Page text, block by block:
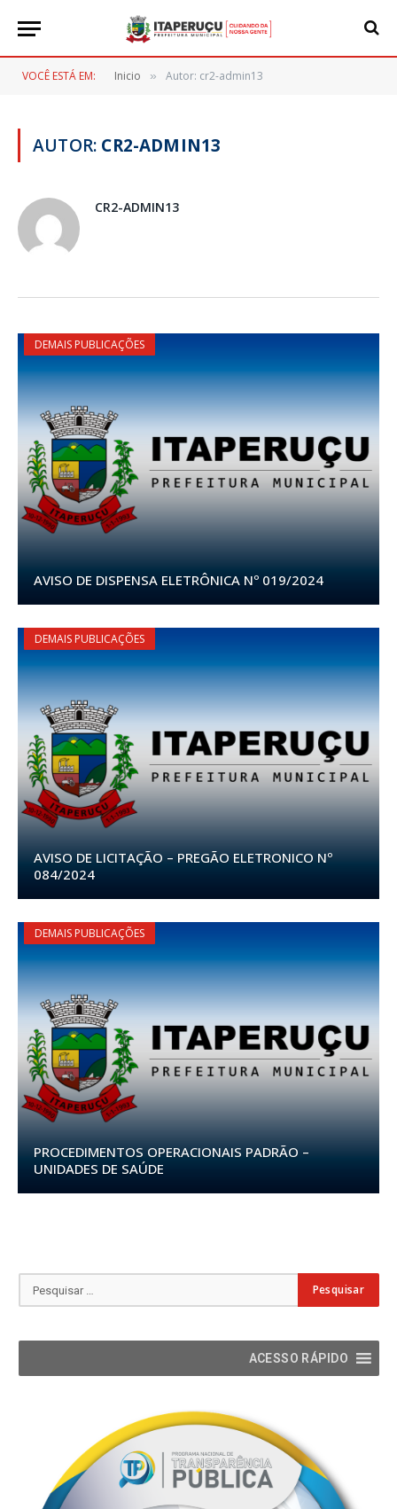
VOCÊ ESTÁ EM: Inicio » Autor: cr2-admin13
AUTOR: CR2-ADMIN13
CR2-ADMIN13
DEMAIS PUBLICAÇÕES
AVISO DE DISPENSA ELETRÔNICA Nº 019/2024
DEMAIS PUBLICAÇÕES
AVISO DE LICITAÇÃO – PREGÃO ELETRONICO Nº
084/2024
DEMAIS PUBLICAÇÕES
PROCEDIMENTOS OPERACIONAIS PADRÃO –
UNIDADES DE SAÚDE
ACESSO RÁPIDO